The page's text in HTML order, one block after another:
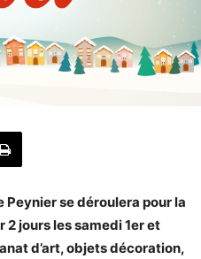
Peynier se déroulera pour la
jours les samedi 1er et
d’art, objets décoration,